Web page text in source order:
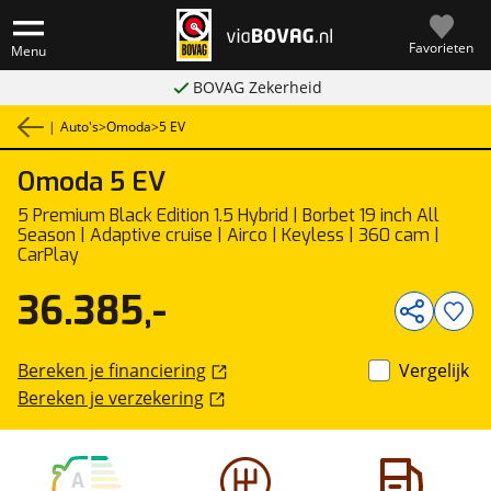
Menu Favorieten
BOVAG Zekerheid
| Auto's>Omoda>5 EV
Omoda 5 EV
5 Premium Black Edition 1.5 Hybrid | Borbet 19 inch All
Season | Adaptive cruise | Airco | Keyless | 360 cam |
CarPlay
A
36.385,-
Bereken je financiering
Bereken je verzekering
Vergelijk